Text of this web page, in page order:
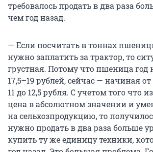
требовалось продать в два раза
чем год назад.
— Если посчитать в тоннах
нужно заплатить за трактор, то
грустная. Потому что пшеница год
17,5–19 рублей, сейчас — начиная от
11 до 12,5 рубля. С учетом того что
цена в абсолютном значении и
на сельхозпродукцию, то
нужно продать в два раза больше
купить ту же единицу техники,